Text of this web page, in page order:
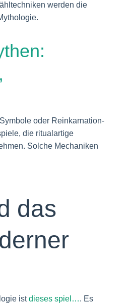
werden die
oder Reinkarnation-
die ritualartige
Solche Mechaniken
das
istdieses spiel…. Es